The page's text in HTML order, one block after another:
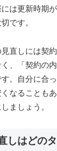
は更新時期
です。
直しには契
、「契約の
。自分に合
なることも
ましょう。
しはどの